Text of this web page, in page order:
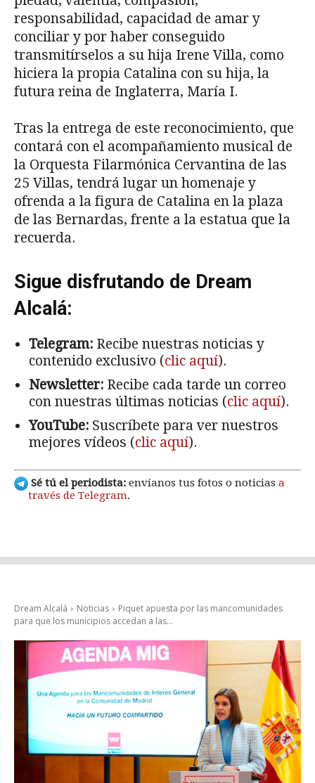
responsabilidad, capacidad de amar y
conciliar y por haber conseguido
transmitírselos a su hija Irene Villa, como
hiciera la propia Catalina con su hija, la
futura reina de Inglaterra, María I.
Tras la entrega de este reconocimiento, que
contará con el acompañamiento musical de
la Orquesta Filarmónica Cervantina de las
25 Villas, tendrá lugar un homenaje y
ofrenda a la figura de Catalina en la plaza
de las Bernardas, frente a la estatua que la
recuerda.
Sigue disfrutando de Dream
Alcalá:
Telegram: Recibe nuestras noticias y
contenido exclusivo (clic aquí).
Newsletter: Recibe cada tarde un correo
con nuestras últimas noticias (clic aquí).
YouTube: Suscríbete para ver nuestros
mejores vídeos (clic aquí).
Sé tú el periodista: envíanos tus fotos o noticias a
través de Telegram.